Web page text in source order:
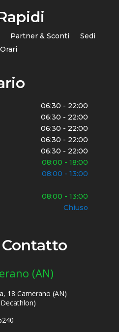
Partner & Sconti
Sedi
Orari
06:30 - 22:00
06:30 - 22:00
06:30 - 22:00
06:30 - 22:00
06:30 - 22:00
08:00 - 18:00
08:00 - 13:00
08:00 - 13:00
Chiuso
(AN)
18 Camerano (AN)